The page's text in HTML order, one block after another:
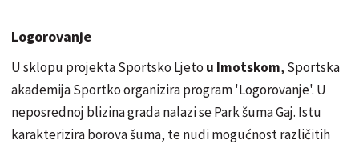
Logorovanje
U sklopu projekta Sportsko Ljeto u Imotskom, Sportska
akademija Sportko organizira program 'Logorovanje'. U
neposrednoj blizina grada nalazi se Park šuma Gaj. Istu
karakterizira borova šuma, te nudi mogućnost različitih